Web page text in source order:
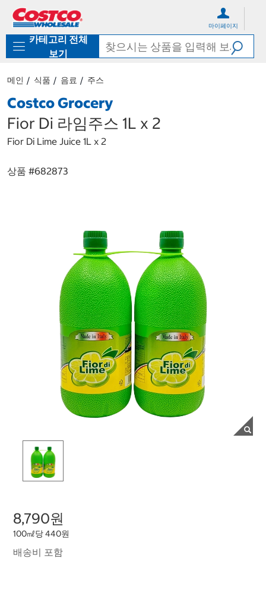
로
기
가
마이페이지
카테고리 전체
보기
메인 식품 음료 주스
Costco Grocery
Fior Di 라임주스 1L x 2
Fior Di Lime Juice 1L x 2
상품 #682873
8,790원
100㎖당 440원
배송비 포함